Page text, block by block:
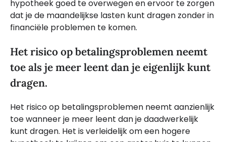
hypotheek goed te overwegen en ervoor te zorgen
dat je de maandelijkse lasten kunt dragen zonder in
financiële problemen te komen.
Het risico op betalingsproblemen neemt
toe als je meer leent dan je eigenlijk kunt
dragen.
Het risico op betalingsproblemen neemt aanzienlijk
toe wanneer je meer leent dan je daadwerkelijk
kunt dragen. Het is verleidelijk om een hogere